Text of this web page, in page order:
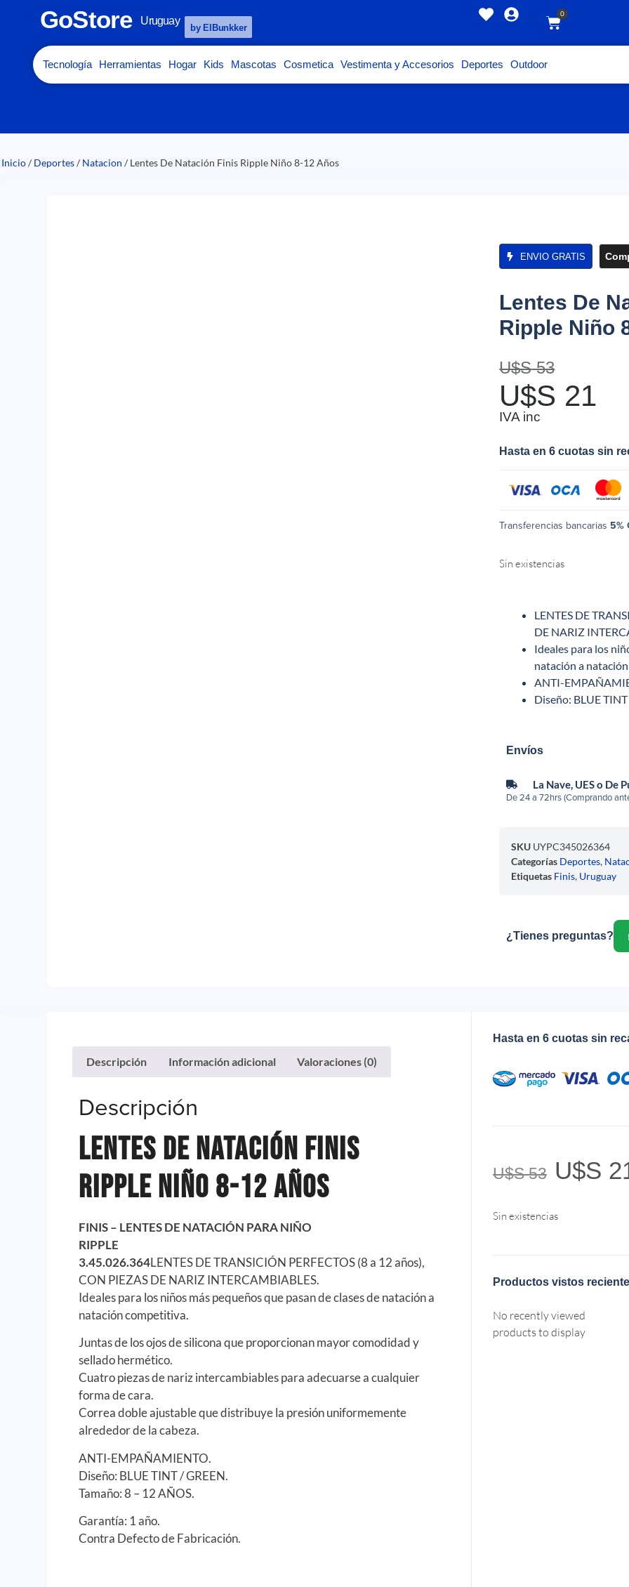
GoStore Uruguay
by ElBunkker
0
Tecnología Herramientas Hogar Kids Mascotas Cosmetica Vestimenta y Accesorios Deportes Outdoor
Inicio/ Deportes/ Natacion / Lentes De Natación Finis Ripple Niño 8-12 Años
ENVIO GRATIS
Lentes De
Ripple Niño
U$S53
U$S 21
IVA inc
Hasta en 6 cuotas sin
Transferencias bancarias 5%
Sin existencias
LENTES DE
DE NARIZ
Ideales para los
natación a
ANTI-
Diseño: BLUE
Envíos
La Nave, UES o De
De 24 a 72hrs (Comprando
SKU UYPC345026364
Categorías Deportes,
Etiquetas Finis, Uruguay
¿Tienes preguntas?
Descripción Información adicional Valoraciones (0)
Descripción
Lentes De Natación Finis
Ripple Niño 8-12 Años
FINIS – LENTES DE NATACIÓN PARA NIÑO
RIPPLE
3.45.026.364LENTES DE TRANSICIÓN PERFECTOS (8 a 12 años),
CON PIEZAS DE NARIZ INTERCAMBIABLES.
Ideales para los niños más pequeños que pasan de clases de natación a
natación competitiva.
Juntas de los ojos de silicona que proporcionan mayor comodidad y
sellado hermético.
Cuatro piezas de nariz intercambiables para adecuarse a cualquier
forma de cara.
Correa doble ajustable que distribuye la presión uniformemente
alrededor de la cabeza.
ANTI-EMPAÑAMIENTO.
Diseño: BLUE TINT / GREEN.
Tamaño: 8 – 12 AÑOS.
Garantía: 1 año.
Contra Defecto de Fabricación.
Hasta en 6 cuotas sin
U$S53 U$S
Sin existencias
Productos vistos
No recently viewed
products to display